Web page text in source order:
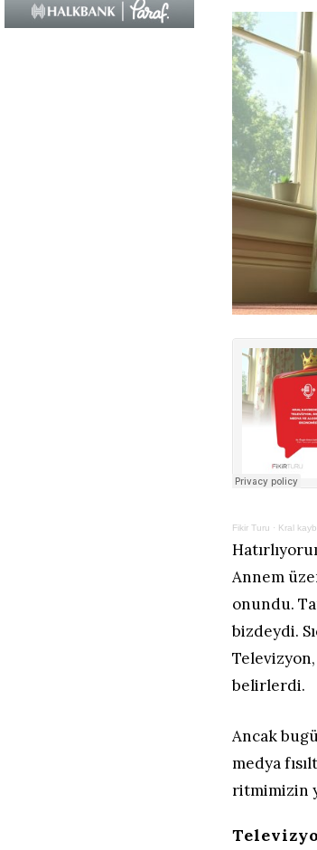
Fikir Turu · Kral
Annem
onundu.
bizdeydi.
belirlerdi.
Ancak
medya
ritmimizin